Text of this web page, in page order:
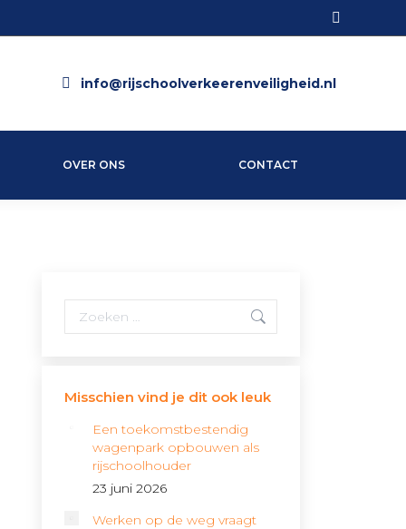
Search:
info@rijschoolverkeerenveiligheid.nl
OVER ONS CONTACT
Misschien vind je dit ook leuk
Een toekomstbestendig
wagenpark opbouwen als
rijschoolhouder
23 juni 2026
Werken op de weg vraagt